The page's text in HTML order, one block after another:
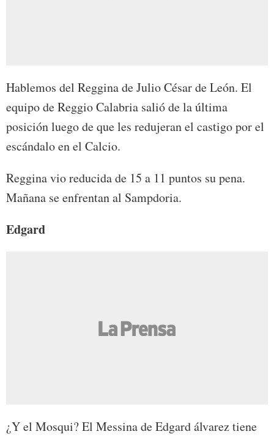
Hablemos del Reggina de Julio César de León. El
equipo de Reggio Calabria salió de la última
posición luego de que les redujeran el castigo por el
escándalo en el Calcio.
Reggina vio reducida de 15 a 11 puntos su pena.
Mañana se enfrentan al Sampdoria.
Edgard
¿Y el Mosqui? El Messina de Edgard álvarez tiene